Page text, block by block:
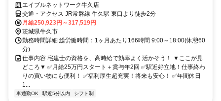
エイブルネットワーク牛久店
交通・アクセス JR常磐線 牛久駅 東口より徒歩2分
月給250,923円～317,519円
茨城県牛久市
勤務時間詳細 総労働時間：1ヶ月あたり166時間 9:00～18:00(休憩60
分)
仕事内容 宅建士の資格を、高時給で効率よく活かそう！ ▼ここが見
どころ▼ ✅月給25万円スタート＋賞与年2回 ✅駅近好立地！仕事終わ
りの買い物にも便利！ ✅福利厚生超充実！将来も安心！ ✅年間休日
1...
車通勤OK 駅近5分以内 シフト制